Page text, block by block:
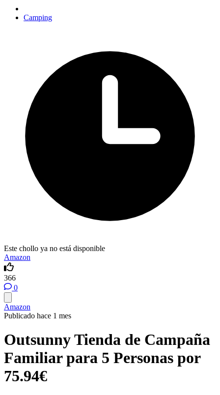
Camping
Este chollo ya no está disponible
Amazon
366
0
Amazon
Publicado hace 1 mes
Outsunny Tienda de Campaña
Familiar para 5 Personas por
75.94€